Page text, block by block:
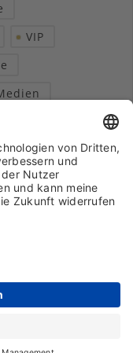
VIP